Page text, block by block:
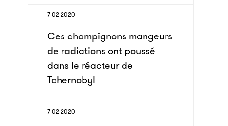
7 02 2020
Ces champignons mangeurs
de radiations ont poussé
dans le réacteur de
Tchernobyl
7 02 2020